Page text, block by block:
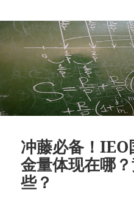
冲藤必备！
金量体现在哪
些？